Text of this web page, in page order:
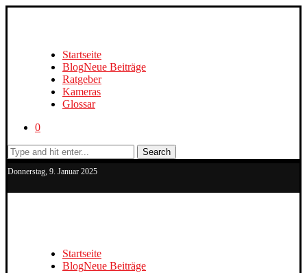
Startseite
BlogNeue Beiträge
Ratgeber
Kameras
Glossar
0
Search
Donnerstag, 9. Januar 2025
Startseite
BlogNeue Beiträge